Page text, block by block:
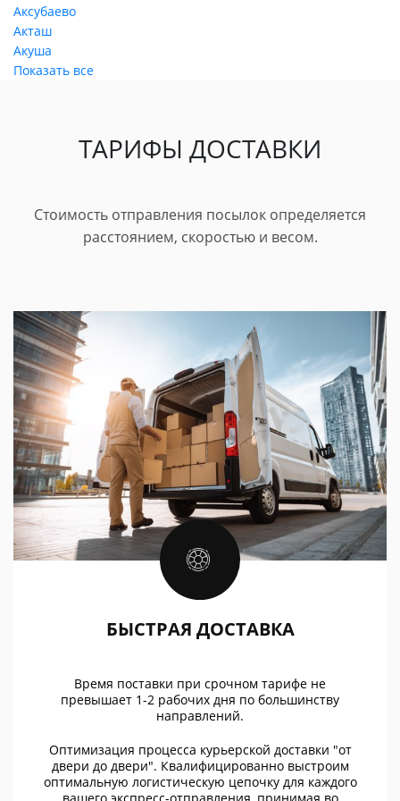
Аксубаево
Акташ
Акуша
Показать все
ТАРИФЫ ДОСТАВКИ
Стоимость отправления посылок определяется
расстоянием, скоростью и весом.
БЫСТРАЯ ДОСТАВКА
Время поставки при срочном тарифе не
превышает 1-2 рабочих дня по большинству
направлений.
Оптимизация процесса курьерской доставки "от
двери до двери". Квалифицированно выстроим
оптимальную логистическую цепочку для каждого
вашего экспресс-отправления, принимая во